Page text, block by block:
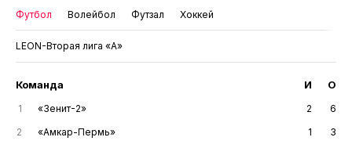
Футбол Волейбол Футзал Хоккей
LEON-Вторая лига «А»
Команда И О
1 «Зенит-2» 2
6
2
«Амкар-Пермь» 1
3